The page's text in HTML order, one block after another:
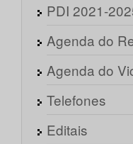
PDI 2021-
Agenda do
Agenda do
Telefones
Editais